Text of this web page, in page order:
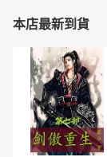
本店最新到貨